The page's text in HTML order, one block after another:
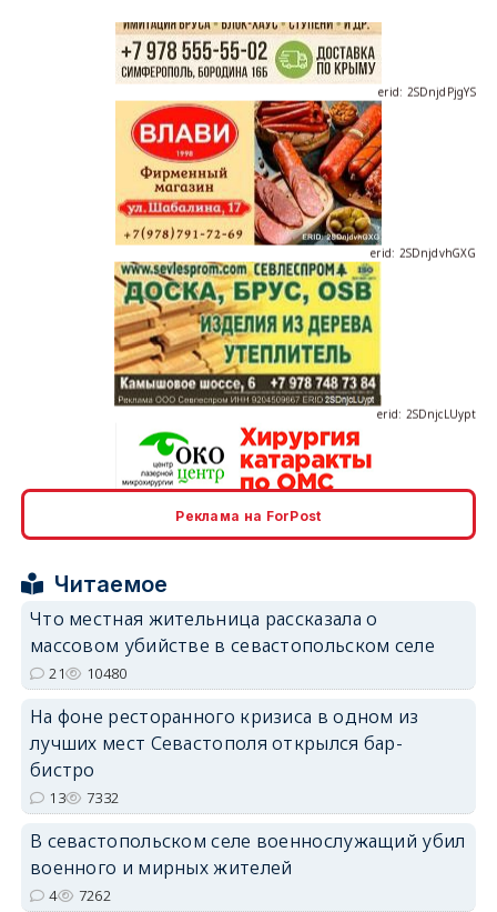
erid: 2SDnjdPjgYS
erid: 2SDnjdvhGXG
erid: 2SDnjdvhGXG
Реклама на ForPost
Читаемое
Что местная жительница рассказала о
массовом убийстве в севастопольском селе
21 10480
На фоне ресторанного кризиса в одном из
лучших мест Севастополя открылся бар-
бистро
13 7332
В севастопольском селе военнослужащий убил
военного и мирных жителей
4 7262